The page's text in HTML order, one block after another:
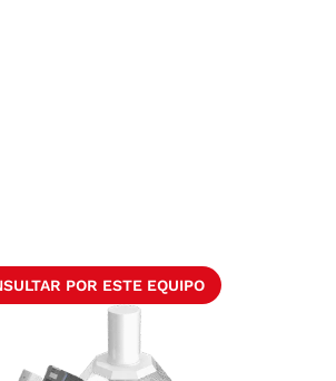
POR ESTE EQUIPO